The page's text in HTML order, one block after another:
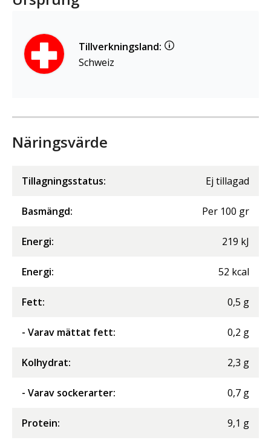
Tillverkningsland:
Schweiz
Näringsvärde
Tillagningsstatus: Ej tillagad
Basmängd: Per 100 gr
Energi: 219 kJ
Energi: 52 kcal
Fett: 0,5 g
- Varav mättat fett: 0,2 g
Kolhydrat: 2,3 g
- Varav sockerarter: 0,7 g
Protein: 9,1 g